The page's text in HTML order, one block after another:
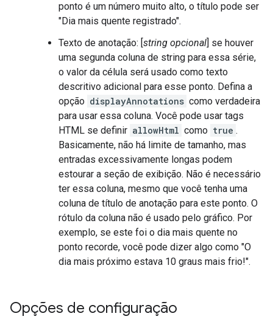
ponto é um número muito alto, o título pode ser
"Dia mais quente registrado".
Texto de anotação: [string opcional] se houver
uma segunda coluna de string para essa série,
o valor da célula será usado como texto
descritivo adicional para esse ponto. Defina a
opção displayAnnotations como verdadeira
para usar essa coluna. Você pode usar tags
HTML se definir allowHtml como true .
Basicamente, não há limite de tamanho, mas
entradas excessivamente longas podem
estourar a seção de exibição. Não é necessário
ter essa coluna, mesmo que você tenha uma
coluna de título de anotação para este ponto. O
rótulo da coluna não é usado pelo gráfico. Por
exemplo, se este foi o dia mais quente no
ponto recorde, você pode dizer algo como "O
dia mais próximo estava 10 graus mais frio!".
Opções de configuração